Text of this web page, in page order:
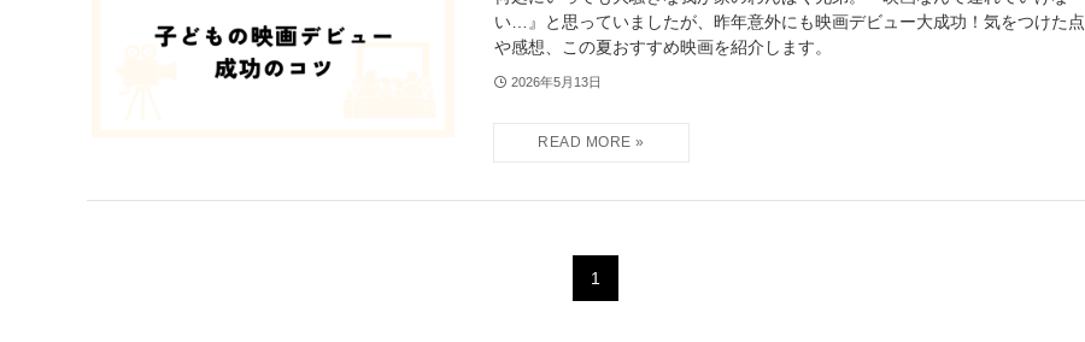
い…』と思っていましたが、昨年意外にも映画デビュー大成功！気をつけた点
や感想、この夏おすすめ映画を紹介します。
2026年5月13日
1